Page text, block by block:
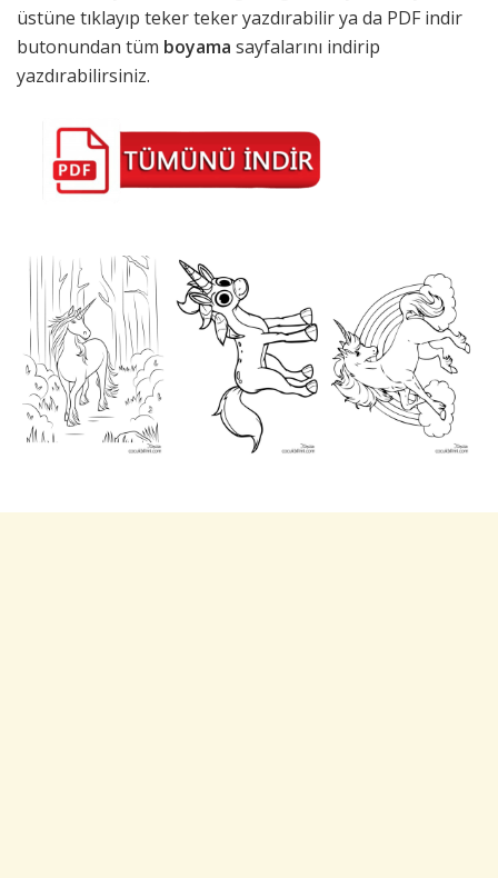
üstüne tıklayıp teker teker yazdırabilir ya da PDF indir
butonundan tüm boyama sayfalarını indirip
yazdırabilirsiniz.